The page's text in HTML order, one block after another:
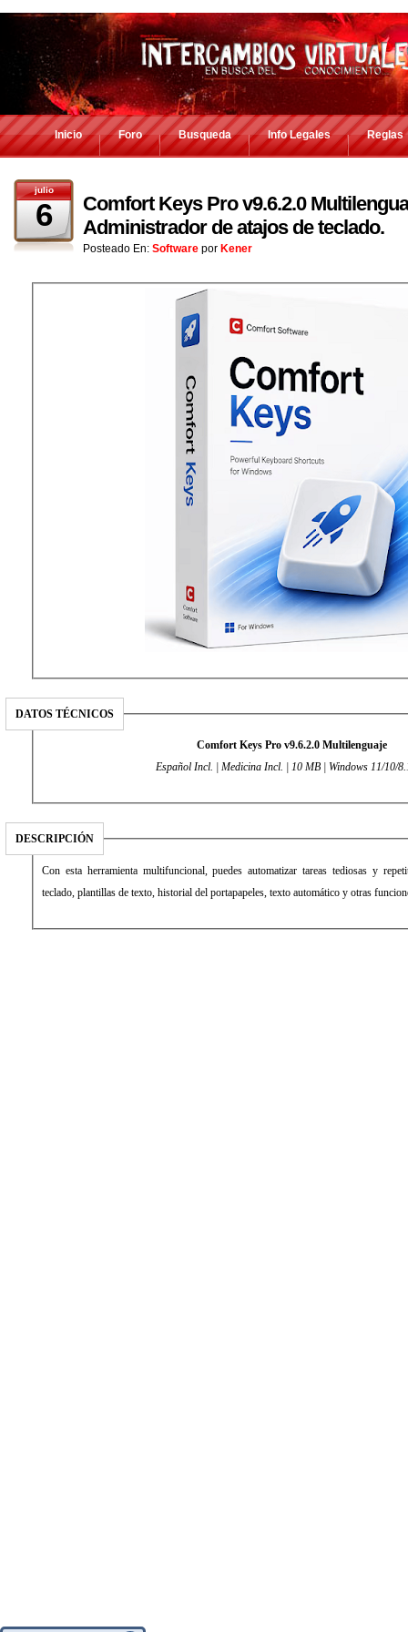
Inicio Foro Busqueda Info Legales Reglas
julio
6
Comfort Keys Pro v9.6.2.0
Administrador de atajos de teclado.
Posteado En: Software por Kener
DATOS TÉCNICOS
Comfort Keys Pro v9.6.2.0 Multilenguaje
Español Incl. | Medicina Incl. | 10 MB | Windows 11/10/
DESCRIPCIÓN
Con esta herramienta multifuncional, puedes automatizar tareas tediosas y
teclado, plantillas de texto, historial del portapapeles, texto automático y otras